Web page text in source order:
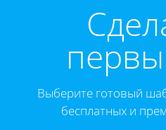
Выберите готовый
бесплатных и